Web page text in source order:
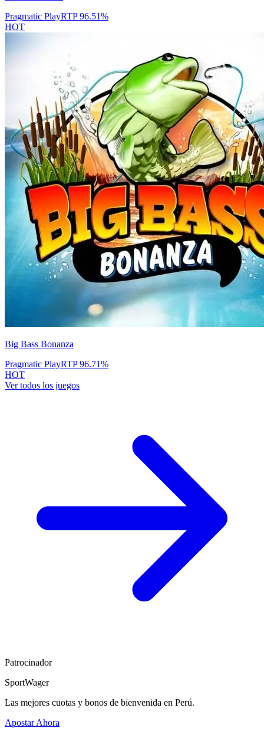
Pragmatic PlayRTP96.51%
HOT
Big Bass Bonanza
Pragmatic PlayRTP96.71%
HOT
Ver todos los juegos
Patrocinador
SportWager
Las mejores cuotas y bonos de bienvenida en Perú.
Apostar Ahora